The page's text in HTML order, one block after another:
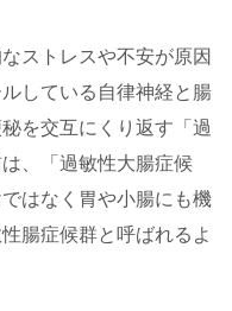
ストレスや不安が原因
している自律神経と腸
を交互にくり返す「過
、「過敏性大腸症候
はなく胃や小腸にも機
腸症候群と呼ばれるよ